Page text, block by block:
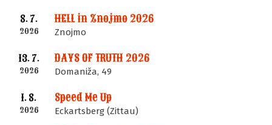
8. 7.
2026
HELL in Znojmo 2026
Znojmo
13. 7.
2026
DAYS OF TRUTH 2026
Domaniža, 49
1. 8.
2026
Speed Me Up
Eckartsberg (Zittau)